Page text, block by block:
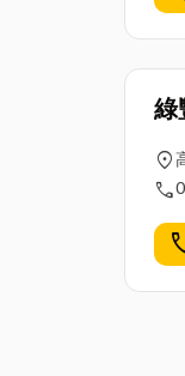
綠
location_on
call